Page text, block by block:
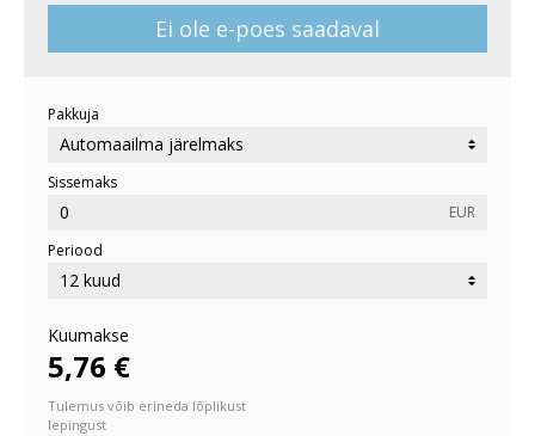
Ei ole e-poes saadaval
Pakkuja
Sissemaks
EUR
Periood
Kuumakse
5,76 €
Tulemus võib erineda lõplikust
lepingust